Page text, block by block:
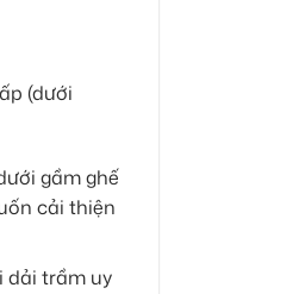
(dưới
gầm ghế
cải thiện
dải trầm uy